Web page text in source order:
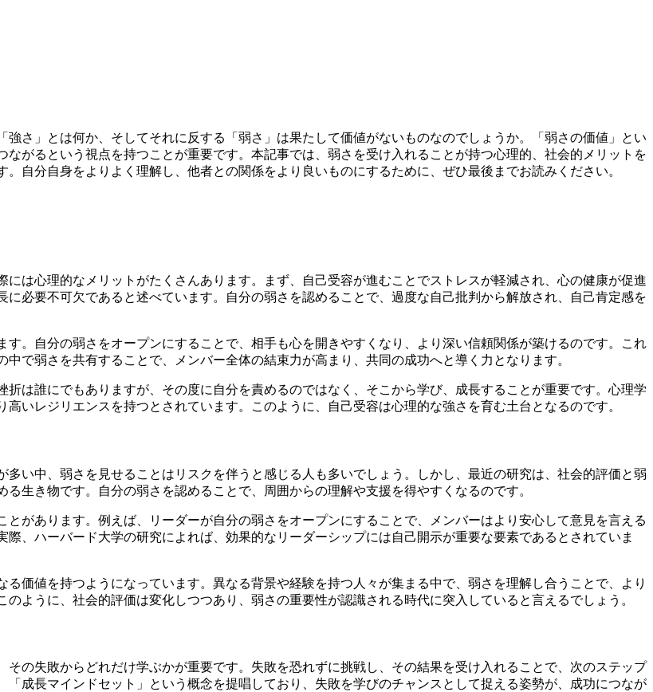
さ」とは何か、そしてそれに反する「弱さ」は果たして価値がないものなのでしょうか。「弱さの価値」とい
がるという視点を持つことが重要です。本記事では、弱さを受け入れることが持つ心理的、社会的メリットを
自分自身をよりよく理解し、他者との関係をより良いものにするために、ぜひ最後までお読みください。
は心理的なメリットがたくさんあります。まず、自己受容が進むことでストレスが軽減され、心の健康が促進
必要不可欠であると述べています。自分の弱さを認めることで、過度な自己批判から解放され、自己肯定感を
。自分の弱さをオープンにすることで、相手も心を開きやすくなり、より深い信頼関係が築けるのです。これ
で弱さを共有することで、メンバー全体の結束力が高まり、共同の成功へと導く力となります。
は誰にでもありますが、その度に自分を責めるのではなく、そこから学び、成長することが重要です。心理学
いレジリエンスを持つとされています。このように、自己受容は心理的な強さを育む土台となるのです。
い中、弱さを見せることはリスクを伴うと感じる人も多いでしょう。しかし、最近の研究は、社会的評価と弱
生き物です。自分の弱さを認めることで、周囲からの理解や支援を得やすくなるのです。
があります。例えば、リーダーが自分の弱さをオープンにすることで、メンバーはより安心して意見を言える
、ハーバード大学の研究によれば、効果的なリーダーシップには自己開示が重要な要素であるとされていま
価値を持つようになっています。異なる背景や経験を持つ人々が集まる中で、弱さを理解し合うことで、より
ように、社会的評価は変化しつつあり、弱さの重要性が認識される時代に突入していると言えるでしょう。
の失敗からどれだけ学ぶかが重要です。失敗を恐れずに挑戦し、その結果を受け入れることで、次のステップ
成長マインドセット」という概念を提唱しており、失敗を学びのチャンスとして捉える姿勢が、成功につなが